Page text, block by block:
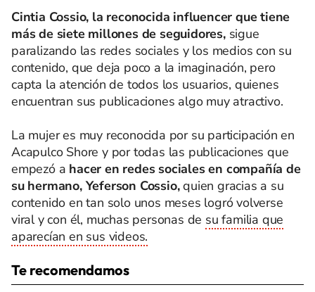
Cintia Cossio, la reconocida influencer que tiene
más de siete millones de seguidores, sigue
paralizando las redes sociales y los medios con su
contenido, que deja poco a la imaginación, pero
capta la atención de todos los usuarios, quienes
encuentran sus publicaciones algo muy atractivo.
La mujer es muy reconocida por su participación en
Acapulco Shore y por todas las publicaciones que
empezó a hacer en redes sociales en compañía de
su hermano, Yeferson Cossio,quien gracias a su
contenido en tan solo unos meses logró volverse
viral y con él, muchas personas de su familia que
aparecían en sus videos.
Te recomendamos